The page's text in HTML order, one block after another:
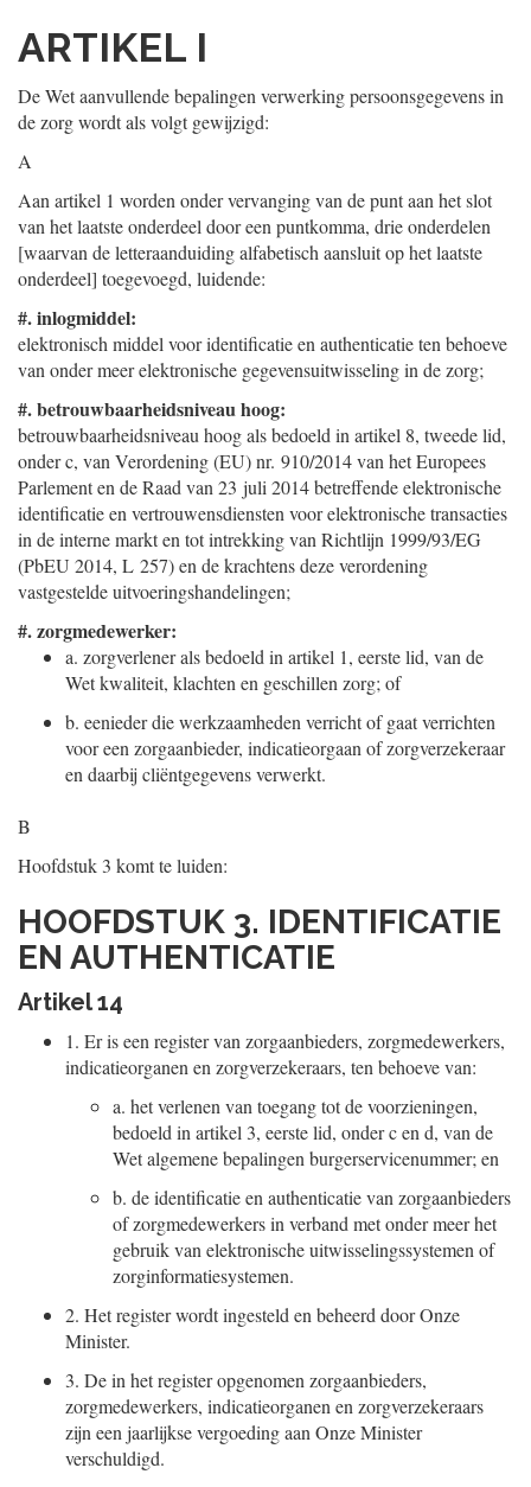
ARTIKEL I
De Wet aanvullende bepalingen verwerking persoonsgegevens in
de zorg wordt als volgt gewijzigd:
A
Aan artikel 1 worden onder vervanging van de punt aan het slot
van het laatste onderdeel door een puntkomma, drie onderdelen
[waarvan de letteraanduiding alfabetisch aansluit op het laatste
onderdeel] toegevoegd, luidende:
#.inlogmiddel:
elektronisch middel voor identificatie en authenticatie ten behoeve
van onder meer elektronische gegevensuitwisseling in de zorg;
#.betrouwbaarheidsniveau hoog:
betrouwbaarheidsniveau hoog als bedoeld in artikel 8, tweede lid,
onder c, van Verordening (EU) nr. 910/2014 van het Europees
Parlement en de Raad van 23 juli 2014 betreffende elektronische
identificatie en vertrouwensdiensten voor elektronische transacties
in de interne markt en tot intrekking van Richtlijn 1999/93/EG
(PbEU 2014, L 257) en de krachtens deze verordening
vastgestelde uitvoeringshandelingen;
#.zorgmedewerker:
a. zorgverlener als bedoeld in artikel 1, eerste lid, van de
Wet kwaliteit, klachten en geschillen zorg; of
b. eenieder die werkzaamheden verricht of gaat verrichten
voor een zorgaanbieder, indicatieorgaan of zorgverzekeraar
en daarbij cliëntgegevens verwerkt.
B
Hoofdstuk 3 komt te luiden:
HOOFDSTUK 3. IDENTIFICATIE
EN AUTHENTICATIE
Artikel 14
1. Er is een register van zorgaanbieders, zorgmedewerkers,
indicatieorganen en zorgverzekeraars, ten behoeve van:
a. het verlenen van toegang tot de voorzieningen,
bedoeld in artikel 3, eerste lid, onder c en d, van de
Wet algemene bepalingen burgerservicenummer; en
b. de identificatie en authenticatie van zorgaanbieders
of zorgmedewerkers in verband met onder meer het
gebruik van elektronische uitwisselingssystemen of
zorginformatiesystemen.
2. Het register wordt ingesteld en beheerd door Onze
Minister.
3. De in het register opgenomen zorgaanbieders,
zorgmedewerkers, indicatieorganen en zorgverzekeraars
zijn een jaarlijkse vergoeding aan Onze Minister
verschuldigd.